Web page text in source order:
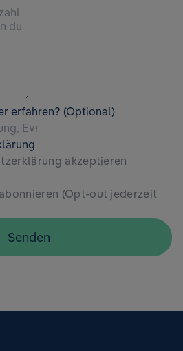
erfahren? (Optional)
akzeptieren
(Opt-out jederzeit
Senden